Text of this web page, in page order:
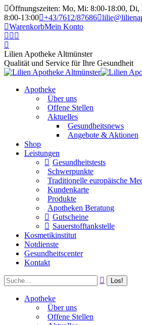
Öffnungszeiten: Mo, Mi: 8:00-18:00, Di,
8:00-13:00 +43/7612/87686
WarenkorbMein Konto
Lilien Apotheke Altmünster
Qualität und Service für Ihre Gesundheit
Apotheke
Über uns
Offene Stellen
Aktuelles
Gesundheitsnews
Angebote & Aktionen
Shop
Leistungen
Gesundheitstests
Schwerpunkte
Traditionelle europäische
Kundenkarte
Produkte
Apotheken Beratung
Gutscheine
Sauerstofftankstelle
Kosmetikinstitut
Notdienste
Gesundheitscenter
Kontakt
Apotheke
Über uns
Offene Stellen